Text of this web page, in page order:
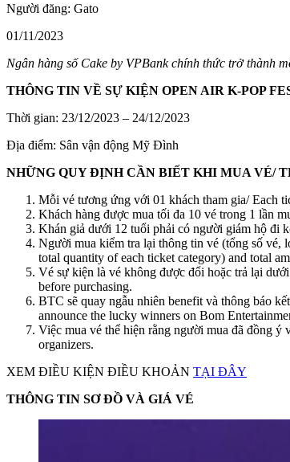
Người đăng: Gato
01/11/2023
Ngân hàng số Cake by VPBank chính thức trở thành
THÔNG TIN VỀ SỰ KIỆN OPEN AIR K-POP
Thời gian: 23/12/2023 – 24/12/2023
Địa điểm: Sân vận động Mỹ Đình
NHỮNG QUY ĐỊNH CẦN BIẾT KHI MUA VÉ/
Mỗi vé tương ứng với 01 khách tham gia/ Each
Khách hàng được mua tối đa 10 vé trong 1 lần
Khán giả dưới 12 tuổi phải có người giám hộ đi
Người mua kiểm tra lại thông tin vé (tổng số vé,
total quantity of each ticket category) and total
Vé sự kiện là vé không được đổi hoặc trả lại
before purchasing.
BTC sẽ quay ngẫu nhiên benefit và thông báo
announce the lucky winners on Bom
Việc mua vé thể hiện rằng người mua đã đồng ý
organizers.
XEM ĐIỀU KIỆN ĐIỀU KHOẢN TẠI ĐÂY
THÔNG TIN SƠ ĐỒ VÀ GIÁ VÉ